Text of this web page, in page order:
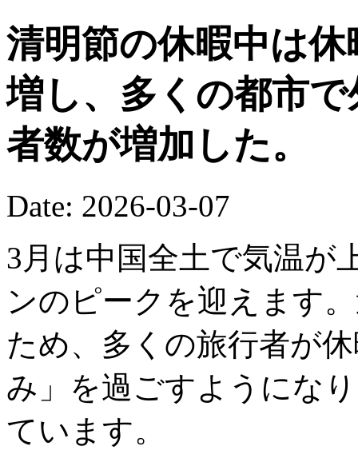
清明節の休暇中は
増し、多くの都市
者数が増加した。
Date: 2026-03-07
3月は中国全土で気温が
ンのピークを迎えます
ため、多くの旅行者が
み」を過ごすようにな
ています。